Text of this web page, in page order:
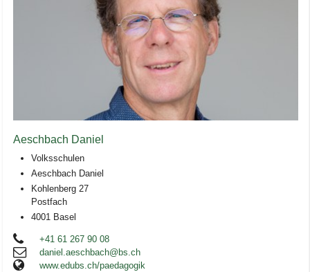
Aeschbach Daniel
Volksschulen
Aeschbach Daniel
Kohlenberg 27
Postfach
4001 Basel
+41 61 267 90 08
daniel.aeschbach@bs.ch
www.edubs.ch/paedagogik